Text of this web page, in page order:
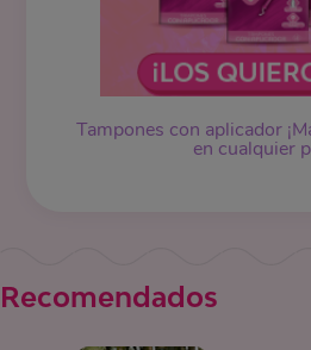
Tampones con aplicador
en cualquier
Recomendados